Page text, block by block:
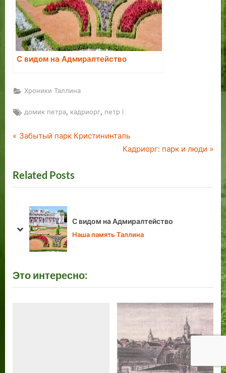
С видом на Адмиралтейство
Хроники Таллина
Tags:
домик петра, кадриорг, петр i
Навигация
записям
P
v
i
s
t
Забытый парк Кристининталь
N
t
s
t
Кадриорг: парк и люди
Related Posts
С видом на Адмиралтейство
Наша память Таллина
prev
next
Это интересно: